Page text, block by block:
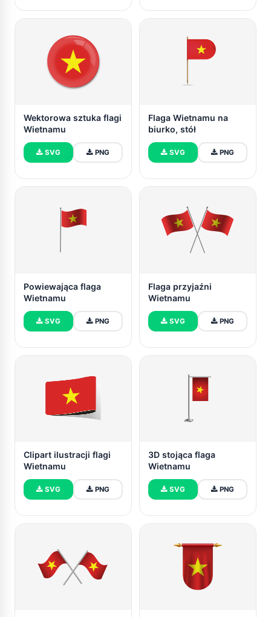
Wektorowa sztuka flagi
Wietnamu
SVG PNG
Flaga Wietnamu na
biurko, stół
SVG PNG
Powiewająca flaga
Wietnamu
SVG PNG
Flaga przyjaźni
Wietnamu
SVG PNG
Clipart ilustracji flagi
Wietnamu
SVG PNG
3D stojąca flaga
Wietnamu
SVG PNG